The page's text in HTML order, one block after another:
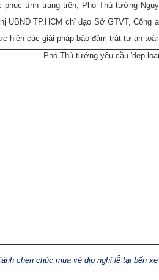
phục tình trạng trên, Phó Thủ tướng
UBND TP.HCM chỉ đạo Sở GTVT, Công
hiện các giải pháp bảo đảm trật tự an
chen chúc mua vé dịp nghỉ lễ tại bến